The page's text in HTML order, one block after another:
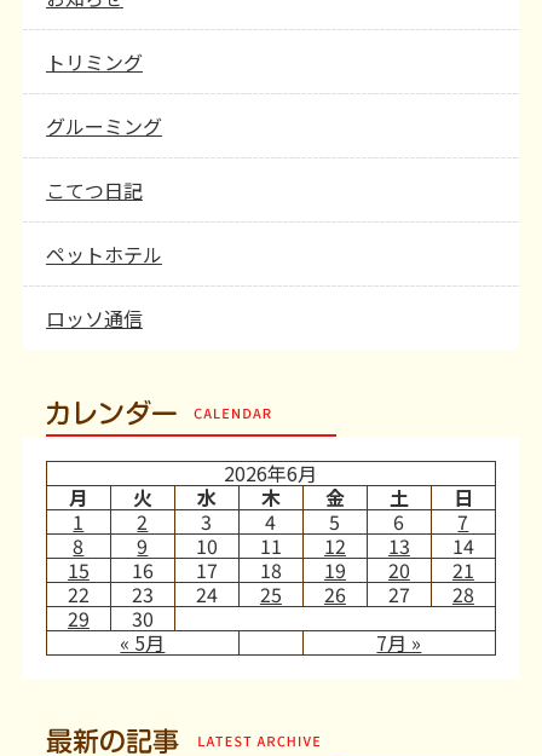
トリミング
グルーミング
こてつ日記
ペットホテル
ロッソ通信
カレンダー
2026年6月
月
火 水 木 金 土 日
« 5月 7月 »
1 2 3 4 5 6
7
8
9 10 11 12 13
14
15
16 17 18 19 20
21
22
23 24 25 26 27
28
29
30
最新の記事